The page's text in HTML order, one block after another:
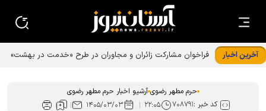
آخرین اخبار
حرم مطهر رضوی آرشیو اخبار حرم مطهر رضوی
کد خبر :۷۰۸۷۹۱ ۲۲:۰۵ ۱۴۰۵/۰۳/۰۳